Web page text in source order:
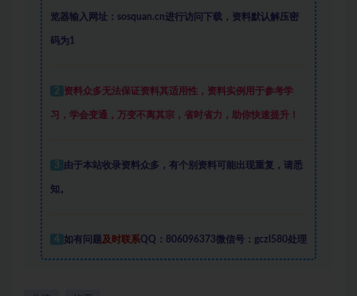
览器输入网址：sosquan.cn进行访问下载， 资料默认解压密
码为1
2 资料众多无法保证资料其适用性，资料实例 用于参考学
习，学会变通，万变不离其宗，省时省力，助你快速提升！
3 由于本站收录资料众多，有个别资料可能出现重复，请悉
知。
4 如有问题及时联系QQ：806096373微信号：gczl580处理